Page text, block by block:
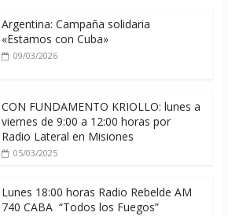
Argentina: Campaña solidaria
«Estamos con Cuba»
09/03/2026
CON FUNDAMENTO KRIOLLO: lunes a
viernes de 9:00 a 12:00 horas por
Radio Lateral en Misiones
05/03/2025
Lunes 18:00 horas Radio Rebelde AM
740 CABA “Todos los Fuegos”